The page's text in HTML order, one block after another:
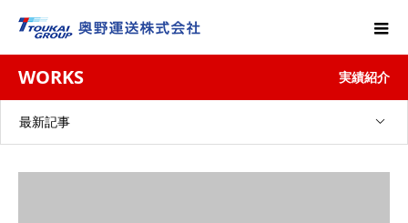
WORKS 実績紹介
最新記事